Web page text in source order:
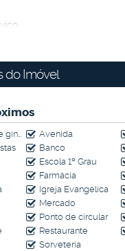
com 4 vagas de garagem
fácil acesso ao Shopping
de investimento!
com um de nossos
lar!
do Imóvel
Avenida
Banco
Escola 1º Grau
Farmácia
Igreja Evangélica
Mercado
Ponto de circular
Restaurante
Sorveteria